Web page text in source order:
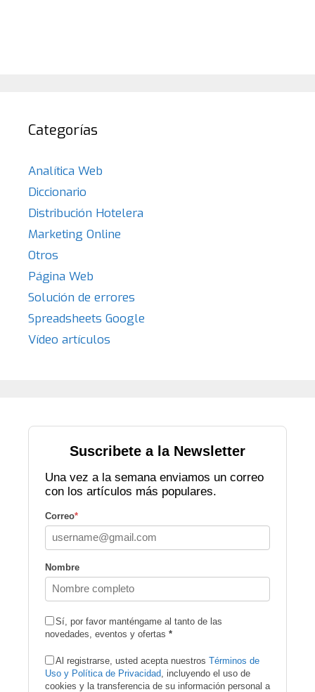
Categorías
Analítica Web
Diccionario
Distribución Hotelera
Marketing Online
Otros
Página Web
Solución de errores
Spreadsheets Google
Vídeo artículos
Suscribete a la Newsletter
Una vez a la semana enviamos un correo
con los artículos más populares.
Correo*
Nombre
Sí, por favor manténgame al tanto de las
novedades, eventos y ofertas *
Al registrarse, usted acepta nuestros Términos de
Uso y Política de Privacidad , incluyendo el uso de
cookies y la transferencia de su información personal a